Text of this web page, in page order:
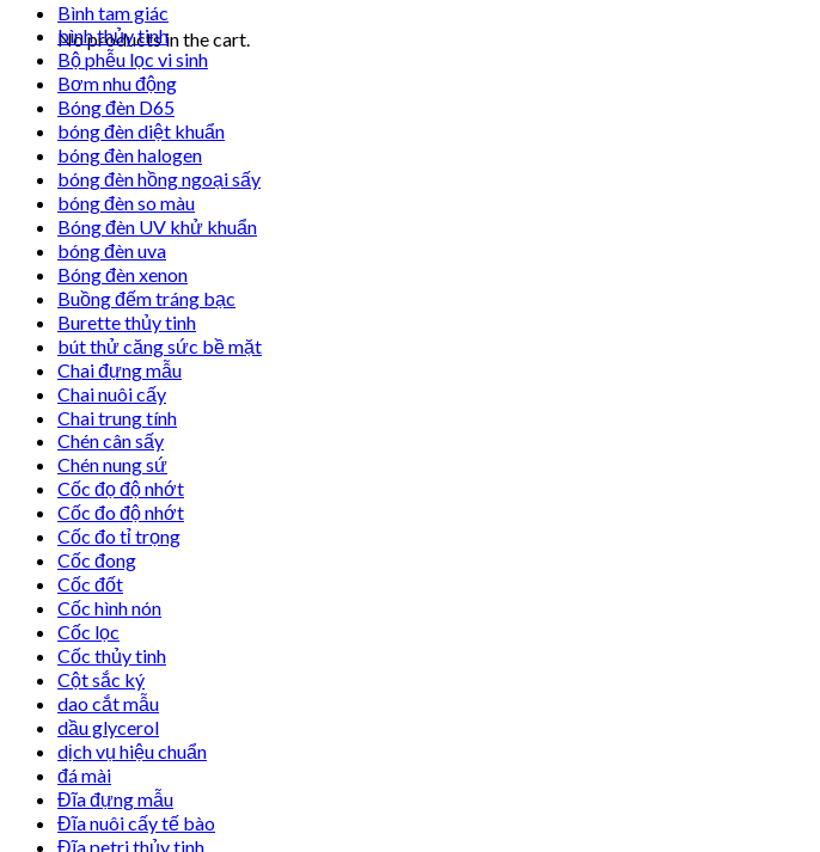
No products in the cart.
Bình tam giác
bình thủy tinh
Bộ phễu lọc vi sinh
Bơm nhu động
Bóng đèn D65
bóng đèn diệt khuẩn
bóng đèn halogen
bóng đèn hồng ngoại sấy
bóng đèn so màu
Bóng đèn UV khử khuẩn
bóng đèn uva
Bóng đèn xenon
Buồng đếm tráng bạc
Burette thủy tinh
bút thử căng sức bề mặt
Chai đựng mẫu
Chai nuôi cấy
Chai trung tính
Chén cân sấy
Chén nung sứ
Cốc đọ độ nhớt
Cốc đo độ nhớt
Cốc đo tỉ trọng
Cốc đong
Cốc đốt
Cốc hình nón
Cốc lọc
Cốc thủy tinh
Cột sắc ký
dao cắt mẫu
dầu glycerol
dịch vụ hiệu chuẩn
đá mài
Đĩa đựng mẫu
Đĩa nuôi cấy tế bào
Đĩa petri thủy tinh